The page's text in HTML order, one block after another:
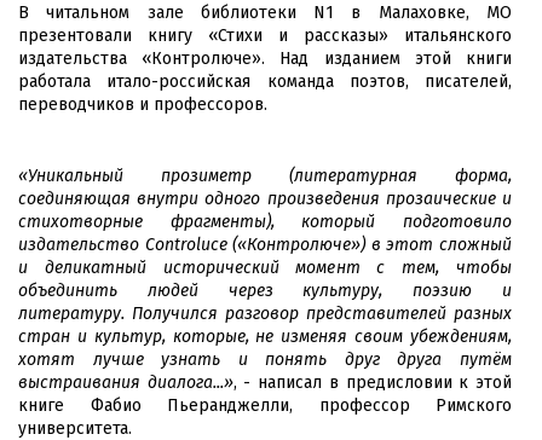
В читальном зале библиотеки N1 в Малаховке, МО
презентовали книгу «Стихи и рассказы» итальянского
издательства «Контролюче». Над изданием этой книги
работала итало-российская команда поэтов, писателей,
переводчиков и профессоров.
«Уникальный прозиметр (литературная форма,
соединяющая внутри одного произведения прозаические и
стихотворные фрагменты), который подготовило
издательство Controluce («Контролюче») в этот сложный
и деликатный исторический момент с тем, чтобы
объединить людей через культуру, поэзию и
литературу. Получился разговор представителей разных
стран и культур, которые, не изменяя своим убеждениям,
хотят лучше узнать и понять друг друга путём
выстраивания диалога...», - написал в предисловии к этой
книге Фабио Пьеранджелли, профессор Римского
университета.